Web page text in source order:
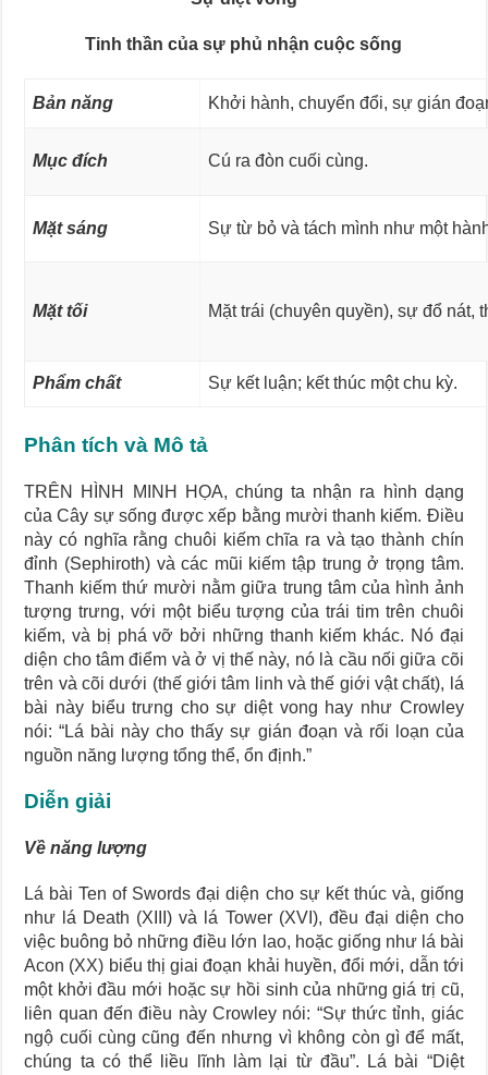
Tinh thần của sự phủ nhận cuộc sống
Bản năng Khởi hành, chuyển đổi, sự gián
Mục đích Cú ra đòn cuối cùng.
Mặt sáng Sự từ bỏ và tách mình như một
Mặt tối Mặt trái (chuyên quyền), sự đổ nát,
Phẩm chất Sự kết luận; kết thúc một chu kỳ.
Phân tích và Mô tả
TRÊN HÌNH MINH HỌA, chúng ta nhận ra hình dạng
của Cây sự sống được xếp bằng mười thanh kiếm. Điều
này có nghĩa rằng chuôi kiếm chĩa ra và tạo thành chín
đỉnh (Sephiroth) và các mũi kiếm tập trung ở trọng tâm.
Thanh kiếm thứ mười nằm giữa trung tâm của hình ảnh
tượng trưng, với một biểu tượng của trái tim trên chuôi
kiếm, và bị phá vỡ bởi những thanh kiếm khác. Nó đại
diện cho tâm điểm và ở vị thế này, nó là cầu nối giữa cõi
trên và cõi dưới (thế giới tâm linh và thế giới vật chất), lá
bài này biểu trưng cho sự diệt vong hay như Crowley
nói: “Lá bài này cho thấy sự gián đoạn và rối loạn của
nguồn năng lượng tổng thể, ổn định.”
Diễn giải
Về năng lượng
Lá bài Ten of Swords đại diện cho sự kết thúc và, giống
như lá Death (XIII) và lá Tower (XVI), đều đại diện cho
việc buông bỏ những điều lớn lao, hoặc giống như lá bài
Acon (XX) biểu thị giai đoạn khải huyền, đổi mới, dẫn tới
một khởi đầu mới hoặc sự hồi sinh của những giá trị cũ,
liên quan đến điều này Crowley nói: “Sự thức tỉnh, giác
ngộ cuối cùng cũng đến nhưng vì không còn gì để mất,
chúng ta có thể liều lĩnh làm lại từ đầu”. Lá bài “Diệt